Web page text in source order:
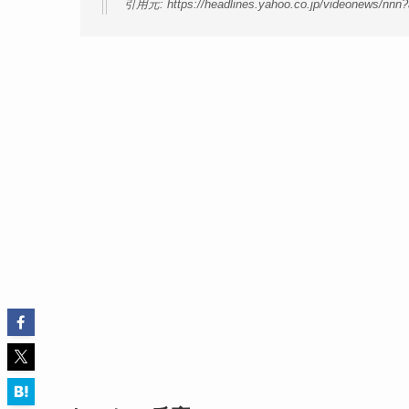
引用元: https://headlines.yahoo.co.jp/videonews/